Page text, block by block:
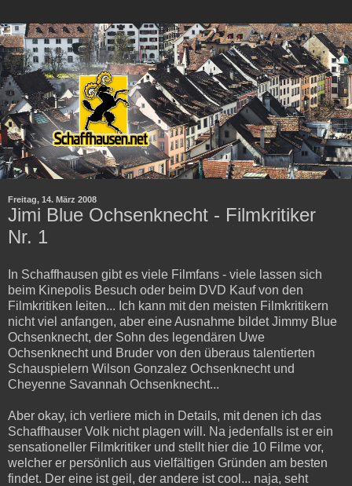
Freitag, 14. März 2008
Jimi Blue Ochsenknecht - Filmkritiker
Nr. 1
In Schaffhausen gibt es viele Filmfans - viele lassen sich
beim Kinepolis Besuch oder beim DVD Kauf von den
Filmkritiken leiten... Ich kann mit den meisten Filmkritikern
nicht viel anfangen, aber eine Ausnahme bildet Jimmy Blue
Ochsenknecht, der Sohn des legendären Uwe
Ochsenknecht und Bruder von den überaus talentierten
Schauspielern Wilson Gonzalez Ochsenknecht und
Cheyenne Savannah Ochsenknecht...
Aber okay, ich verliere mich in Details, mit denen ich das
Schaffhauser Volk nicht plagen will. Na jedenfalls ist er ein
sensationeller Filmkritiker und stellt hier die 10 Filme vor,
welcher er persönlich aus vielfältigen Gründen am besten
findet. Der eine ist geil, der andere ist cool... naja, seht